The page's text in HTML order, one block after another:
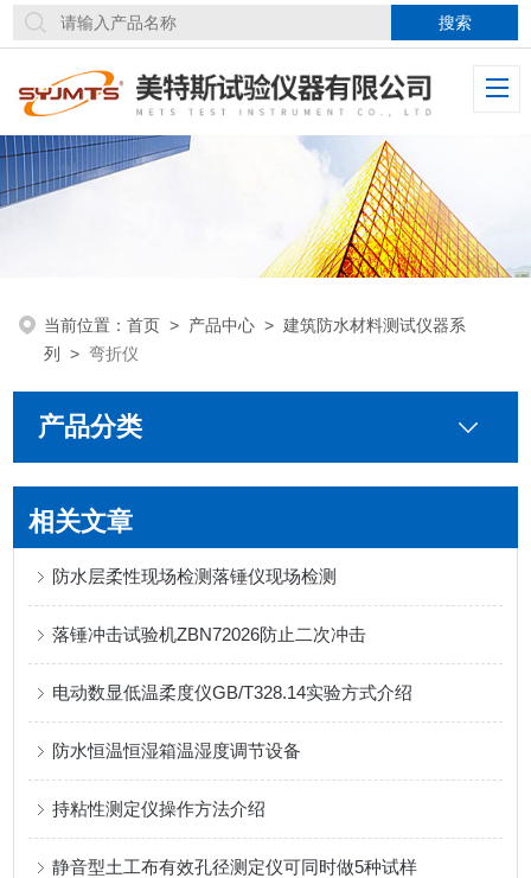
当前位置：首页 > 产品中心 >建筑防水材料测试仪器系
列
>弯折仪
产品分类
相关文章
防水层柔性现场检测落锤仪现场检测
落锤冲击试验机ZBN72026防止二次冲击
电动数显低温柔度仪GB/T328.14实验方式介绍
防水恒温恒湿箱温湿度调节设备
持粘性测定仪操作方法介绍
静音型土工布有效孔径测定仪可同时做5种试样